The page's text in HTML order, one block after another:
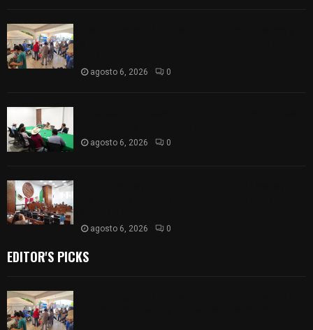
agosto 6, 2026 0
agosto 6, 2026 0
agosto 6, 2026 0
EDITOR'S PICKS